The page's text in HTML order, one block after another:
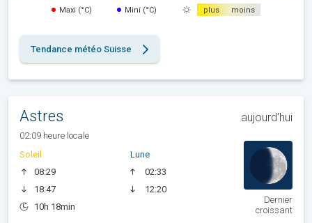
Maxi (°C) Mini (°C) plus moins
Tendance météo Suisse
Astres aujourd'hui
02:09 heure locale
Soleil
08:29
18:47
10h 18min
Lune
02:33
12:20
Dernier
croissant